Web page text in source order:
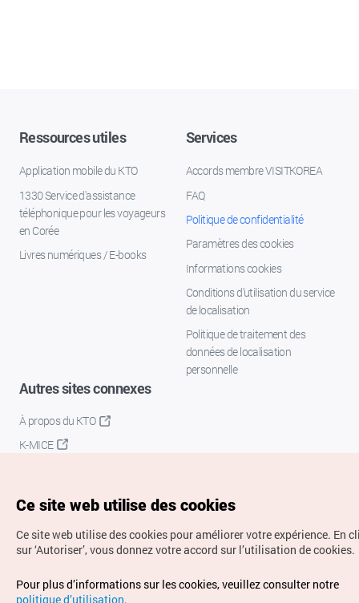
Ressources utiles
Application mobile du KTO
1330 Service d'assistance
téléphonique pour les voyageurs
en Corée
Livres numériques / E-books
Services
Accords membre VISITKOREA
FAQ
Politique de confidentialité
Paramètres des cookies
Informations cookies
Conditions d’utilisation du service
de localisation
Politique de traitement des
données de localisation
personnelle
Autres sites connexes
À propos du KTO
K-MICE
Droits d’auteur (c) Office National du Tourisme en Corée.
Tous droits réservés.
Ce site web utilise des cookies
Ce site web utilise des cookies pour améliorer votre expérience. En
sur ‘Autoriser’, vous donnez votre accord sur l’utilisation de cookies.
Pour plus d’informations sur les cookies, veuillez consulter notre
politique d’utilisation.